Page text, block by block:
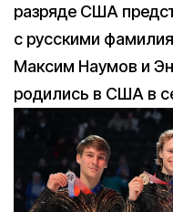
разряде США
с русскими
Максим Наумов и
родились в США в